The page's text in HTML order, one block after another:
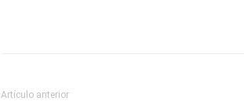
Artículo anterior